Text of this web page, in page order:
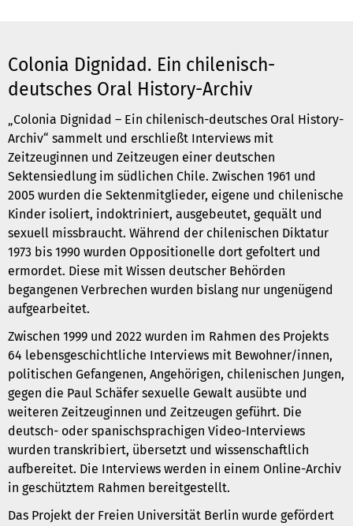
Colonia Dignidad. Ein chilenisch-
deutsches Oral History-Archiv
„Colonia Dignidad – Ein chilenisch-deutsches Oral History-
Archiv“ sammelt und erschließt Interviews mit
Zeitzeuginnen und Zeitzeugen einer deutschen
Sektensiedlung im südlichen Chile. Zwischen 1961 und
2005 wurden die Sektenmitglieder, eigene und chilenische
Kinder isoliert, indoktriniert, ausgebeutet, gequält und
sexuell missbraucht. Während der chilenischen Diktatur
1973 bis 1990 wurden Oppositionelle dort gefoltert und
ermordet. Diese mit Wissen deutscher Behörden
begangenen Verbrechen wurden bislang nur ungenügend
aufgearbeitet.
Zwischen 1999 und 2022 wurden im Rahmen des Projekts
64 lebensgeschichtliche Interviews mit Bewohner/innen,
politischen Gefangenen, Angehörigen, chilenischen Jungen,
gegen die Paul Schäfer sexuelle Gewalt ausübte und
weiteren Zeitzeuginnen und Zeitzeugen geführt. Die
deutsch- oder spanischsprachigen Video-Interviews
wurden transkribiert, übersetzt und wissenschaftlich
aufbereitet. Die Interviews werden in einem Online-Archiv
in geschütztem Rahmen bereitgestellt.
Das Projekt der Freien Universität Berlin wurde gefördert